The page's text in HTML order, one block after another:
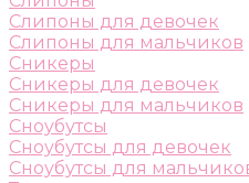
Слипоны для девочек
Слипоны для мальчиков
Сникеры
Сникеры для девочек
Сникеры для мальчиков
Сноубутсы
Сноубутсы для девочек
Сноубутсы для